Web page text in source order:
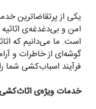
یکی از پرتقاضاترین
امن و بی‌دغدغه‌ی
است. ما می‌دانیم که
گوشه‌ای از خاطرات و
فرآیند اسباب‌کشی شما
خدمات ویژه‌ی اثاث‌کشی